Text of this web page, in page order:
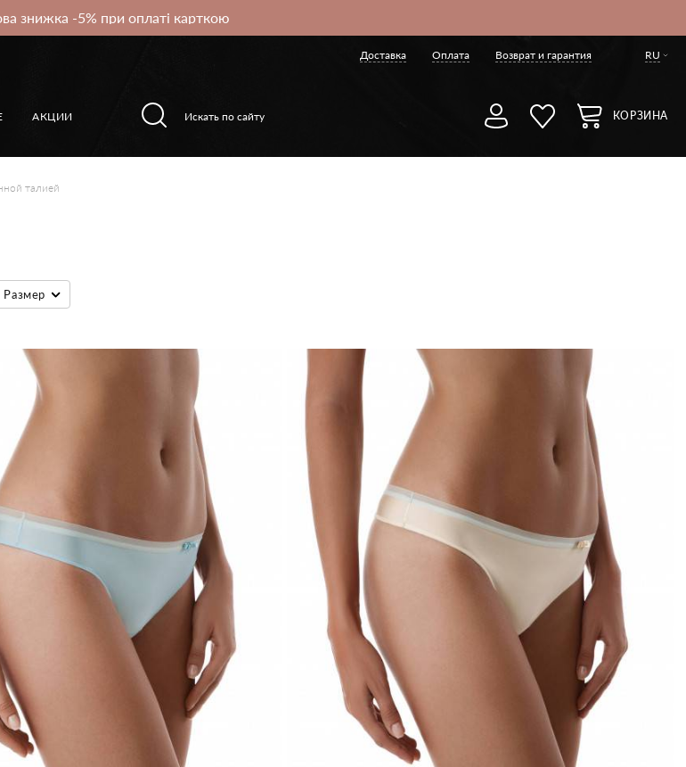
знижка -5% при оплаті карткою
Доставка Оплата Возврат и гарантия RU
АКЦИИ КОРЗИНА
талией
Размер